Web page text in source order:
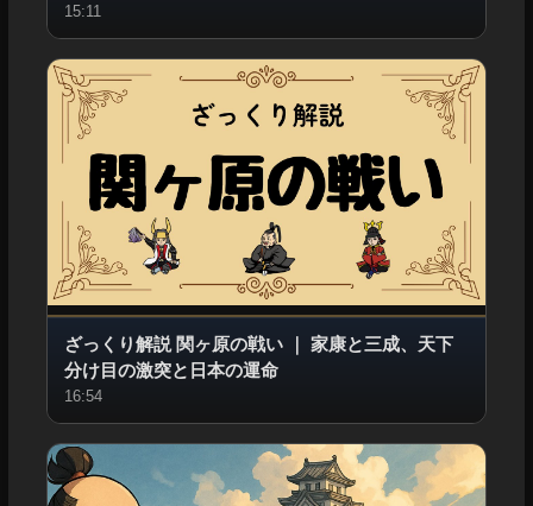
15:11
ざっくり解説 関ヶ原の戦い｜ 家康と三成、天下
分け目の激突と日本の運命
16:54